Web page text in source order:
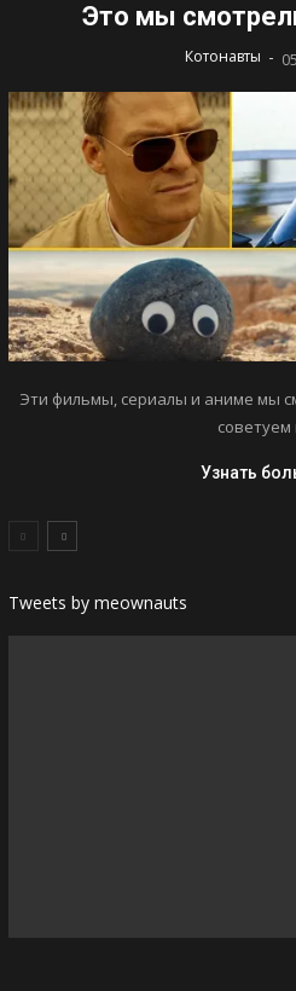
Это мы
Котонавты -
Эти фильмы, сериалы и аниме мы
советуем
Узнать
Tweets by meownauts